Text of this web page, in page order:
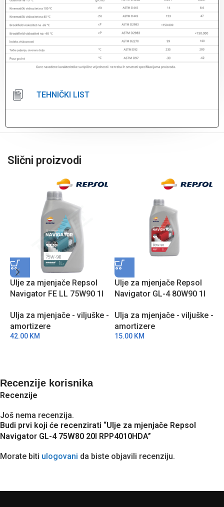
TEHNIČKI LIST
Slični proizvodi
Ulje za mjenjače Repsol
Navigator FE LL 75W90 1l
Ulja za mjenjače - viljuške -
amortizere
42.00 KM
Ulje za mjenjače Repsol
Navigator GL-4 80W90 1l
Ulja za mjenjače - viljuške -
amortizere
15.00 KM
Recenzije korisnika
Recenzije
Još nema recenzija.
Budi prvi koji će recenzirati “Ulje za mjenjače Repsol
Navigator GL-4 75W80 20l RPP4010HDA”
Morate biti ulogovani da biste objavili recenziju.